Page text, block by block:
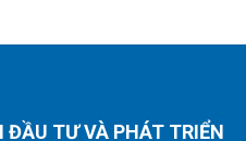
ĐẦU TƯ VÀ PHÁT TRIỂN